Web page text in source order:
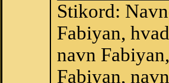
Stikord:
Fabiyan,
navn
Fabiyan,